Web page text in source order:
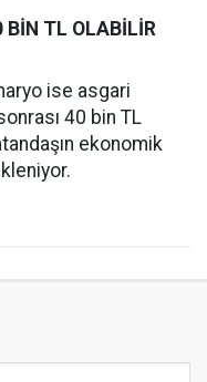
BİN TL OLABİLİR
ise asgari
40 bin TL
ekonomik